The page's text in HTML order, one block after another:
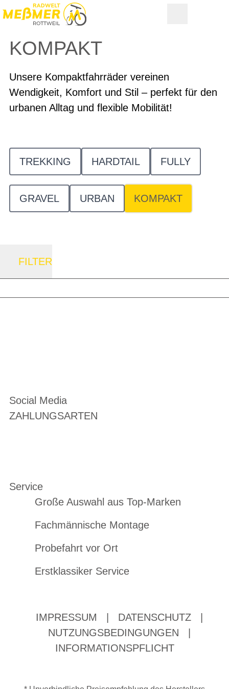
KOMPAKT
Unsere Kompaktfahrräder vereinen
Wendigkeit, Komfort und Stil – perfekt für den
urbanen Alltag und flexible Mobilität!
TREKKING HARDTAIL FULLY
GRAVEL URBAN KOMPAKT
FILTER
Social Media
ZAHLUNGSARTEN
Service
Große Auswahl aus Top-Marken
Fachmännische Montage
Probefahrt vor Ort
Erstklassiker Service
IMPRESSUM DATENSCHUTZ
NUTZUNGSBEDINGUNGEN
INFORMATIONSPFLICHT